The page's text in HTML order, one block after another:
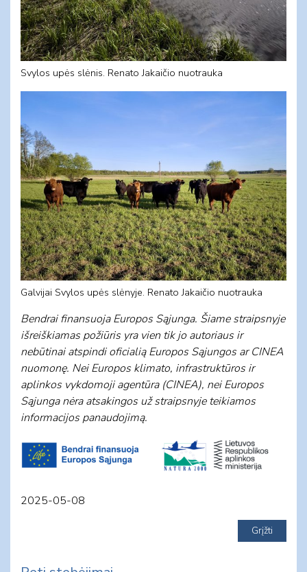
Svylos upės slėnis. Renato Jakaičio nuotrauka
Galvijai Svylos upės slėnyje. Renato Jakaičio nuotrauka
Bendrai finansuoja Europos Sąjunga. Šiame straipsnyje
išreiškiamas požiūris yra vien tik jo autoriaus ir
nebūtinai atspindi oficialią Europos Sąjungos ar CINEA
nuomonę. Nei Europos klimato, infrastruktūros ir
aplinkos vykdomoji agentūra (CINEA), nei Europos
Sąjunga nėra atsakingos už straipsnyje teikiamos
informacijos panaudojimą.
2025-05-08